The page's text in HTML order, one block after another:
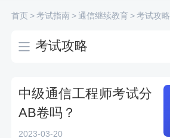
首页>考试指南>通信继续教育>考试攻略
考试攻略
中级通信工程师考试分
AB卷吗？
2023-03-20